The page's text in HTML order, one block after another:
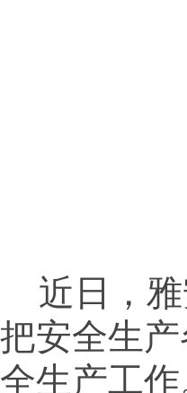
近日，
把安全生
全生产工作